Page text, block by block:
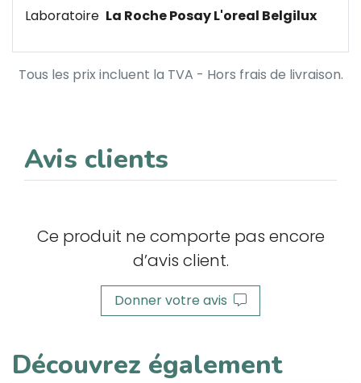
Laboratoire La Roche Posay L'oreal Belgilux
Tous les prix incluent la TVA - Hors frais de livraison.
Avis clients
Ce produit ne comporte pas encore
d’avis client.
Donner votre avis
Découvrez également